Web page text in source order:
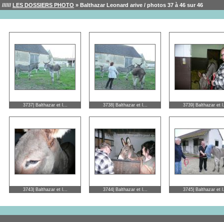
////// LES DOSSIERS PHOTO » Balthazar Leonard arive / photos 37 à 46 sur 46
3737| Balthazar et l... 3738| Balthazar et l... 3739| Balthazar et
3743| Balthazar et l... 3744| Balthazar et l... 3745| Balthazar et